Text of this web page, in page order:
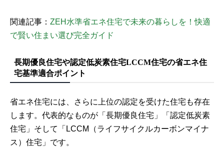
関連記事： ZEH水準省エネ住宅で未来の暮らしを！快適
で賢い住まい選び完全ガイド
長期優良住宅や認定低炭素住宅LCCM住宅の省エネ住
宅基準適合ポイント
省エネ住宅には、さらに上位の認定を受けた住宅も存在
します。代表的なものが「長期優良住宅」「認定低炭素
住宅」そして「LCCM（ライフサイクルカーボンマイナ
ス）住宅」です。